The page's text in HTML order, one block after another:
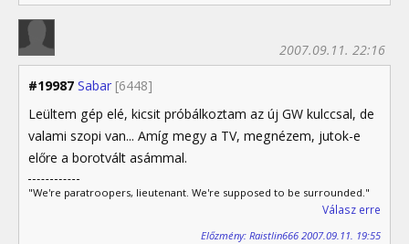
#19987 Sabar [6448]
2007.09.11. 22:16
Leültem gép elé, kicsit próbálkoztam az új GW kulccsal, de
valami szopi van... Amíg megy a TV, megnézem, jutok-e
előre a borotvált asámmal.
"We're paratroopers, lieutenant. We're supposed to be surrounded."
Válasz erre
Előzmény: Raistlin666 2007.09.11. 19:55